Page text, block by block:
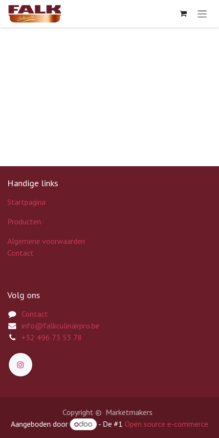
Overslaan naar inhoud
Handige links
Startpagina
Producten
Algemene voorwaarden
Contact
Volg ons
Contact
info@falkculinairpro.be
+32 496 73 53 78
Copyright © Marketmakers
Aangeboden door
- De #1 Open source e-commerce